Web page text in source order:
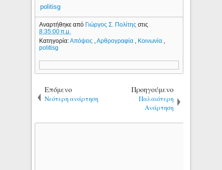
politisg
Αναρτήθηκε από Γιώργος Σ. Πολίτηςστις
8:35:00 π.μ.
Κατηγορία:Απόψεις ,Αρθρογραφία , Κοινωνία ,
politisg
Επόμενο
Νεότερη ανάρτηση
Προηγούμενο
Παλαιότερη
Ανάρτηση